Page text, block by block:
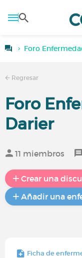
Foro
Regresar
Foro
Darier
11 miembros
Crear una
Añadir una
Ficha de